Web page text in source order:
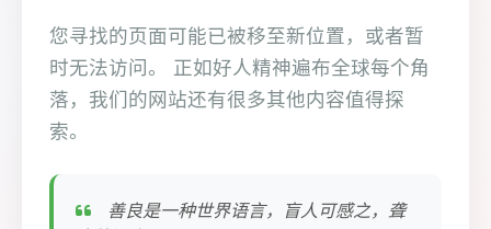
您寻找的页面可能已被移至新位置，或者暂
时无法访问。 正如好人精神遍布全球每个角
落，我们的网站还有很多其他内容值得探
索。
善良是一种世界语言，盲人可感之，聋